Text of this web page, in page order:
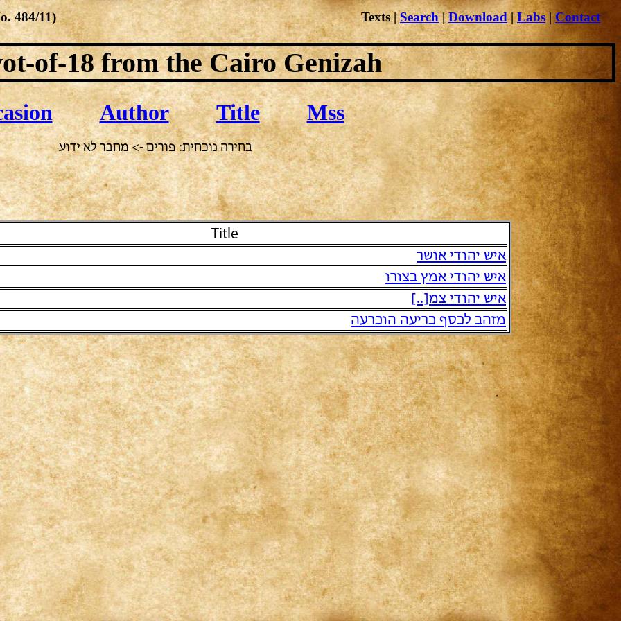
of-18from the Cairo Genizah
Author Title Mss
בחירה נוכחית: פורים -> מחבר לא ידוע
Title
איש יהודי אושר
איש יהודי אמץ בצורו
איש יהודי צמ[..]
מזהב לכסף כריעה הוכרעה
Texts|Search|Download|Labs | Contact
484/11)